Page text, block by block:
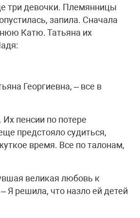
три девочки. Племянницы
запила. Сначала
Катю. Татьяна их
Георгиевна, – все в
пенсии по потере
предстояло судиться,
время. Все по талонам,
великая любовь к
Я решила, что назло ей детей